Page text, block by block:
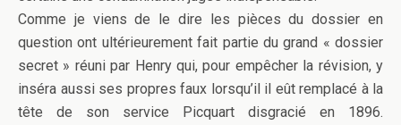
Comme je viens de le dire les pièces du dossier en
question ont ultérieurement fait partie du grand « dossier
secret » réuni par Henry qui, pour empêcher la révision, y
inséra aussi ses propres faux lorsqu’il il eût remplacé à la
tête de son service Picquart disgracié en 1896.